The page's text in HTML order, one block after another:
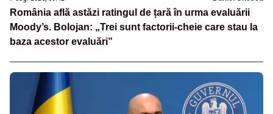
România află astăzi ratingul de țară în urma evaluării
Moody’s. Bolojan: „Trei sunt factorii-cheie care stau la
baza acestor evaluări”